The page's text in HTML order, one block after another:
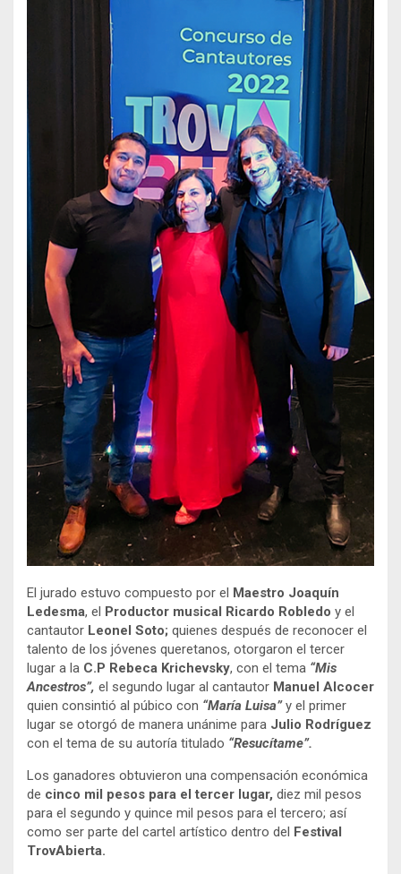
El jurado estuvo compuesto por el
Maestro Joaquín
Ledesma, el Productor musical Ricardo Robledo y el
cantautor Leonel Soto; quienes después de reconocer el
talento de los jóvenes queretanos, otorgaron el tercer
lugar a la C.P Rebeca Krichevsky, con el tema “Mis
Ancestros”, el segundo lugar al cantautor Manuel Alcocer
quien consintió al púbico con “María Luisa”y el primer
lugar se otorgó de manera unánime para Julio Rodríguez
con el tema de su autoría titulado “Resucítame”.
Los ganadores obtuvieron una compensación económica
de cinco mil pesos para el tercer lugar, diez mil pesos
para el segundo y quince mil pesos para el tercero; así
como ser parte del cartel artístico dentro del
Festival
TrovAbierta.